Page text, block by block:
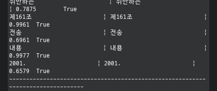
위반하는                      | 위반하는
| 0.7875	True
제161조                     | 제161조                     |
0.9961	True
전송                        | 전송                        |
0.6961	True
내용                        | 내용                        |
0.9977	True
2001.                     | 2001.                     |
0.6579	True
----------------------------------------------------------
----------------------